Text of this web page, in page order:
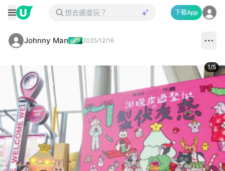
下載App
Johnny Man 2025/12/16
1/5